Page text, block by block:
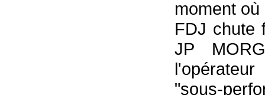
moment
FDJ chute
JP
"sous-